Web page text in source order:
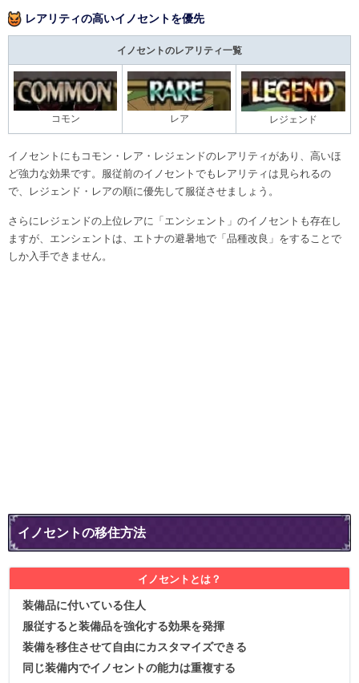
レアリティの高いイノセントを優先
イノセントのレアリティ一覧
コモン レア レジェンド
イノセントにもコモン・レア・レジェンドのレアリティがあり、高いほ
ど強力な効果です。服従前のイノセントでもレアリティは見られるの
で、レジェンド・レアの順に優先して服従させましょう。
さらにレジェンドの上位レアに「エンシェント」のイノセントも存在し
ますが、エンシェントは、エトナの避暑地で「品種改良」をすることで
しか入手できません。
イノセントの移住方法
イノセントとは？
装備品に付いている住人
服従すると装備品を強化する効果を発揮
装備を移住させて自由にカスタマイズできる
同じ装備内でイノセントの能力は重複する